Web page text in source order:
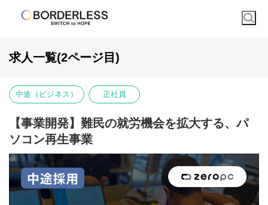
求人一覧(2ページ目)
中途（ビジネス） 正社員
【事業開発】難民の就労機会を拡大する、パ
ソコン再生事業